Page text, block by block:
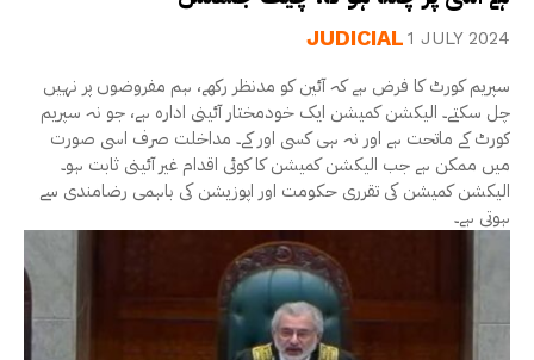
JUDICIAL 1 JULY 2024
سپریم کورٹ کا فرض ہے کہ آئین کو مدنظر رکھے، ہم مفروضوں پر نہیں
چل سکتے۔ الیکشن کمیشن ایک خودمختار آئینی ادارہ ہے، جو نہ سپریم
کورٹ کے ماتحت ہے اور نہ ہی کسی اور کے۔ مداخلت صرف اسی صورت
میں ممکن ہے جب الیکشن کمیشن کا کوئی اقدام غیر آئینی ثابت ہو۔
الیکشن کمیشن کی تقرری حکومت اور اپوزیشن کی باہمی رضامندی سے
ہوتی ہے۔